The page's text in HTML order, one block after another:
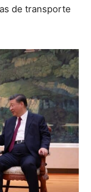
de transporte